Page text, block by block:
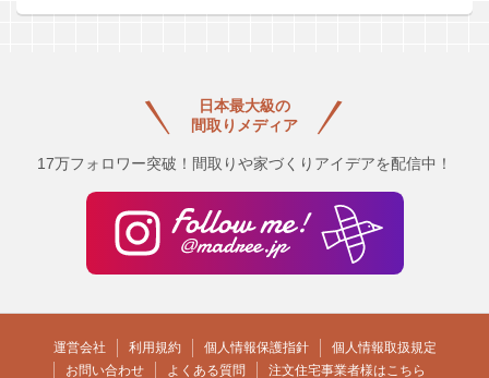
日本最大級の
間取りメディア
17万フォロワー突破！間取りや家づくりアイデアを配信中！
運営会社 利用規約 個人情報保護指針
個人情報取扱規定
お問い合わせ
よくある質問 注文住宅事業者様はこちら